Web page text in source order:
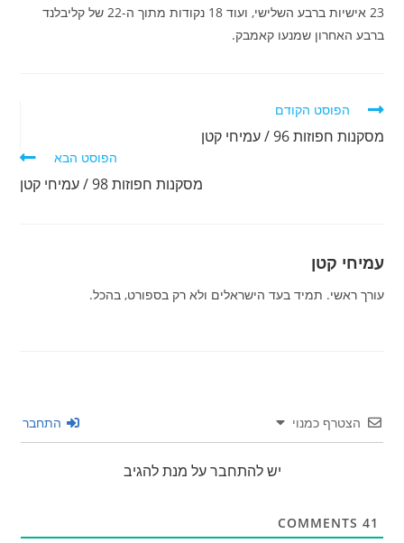
23 אישיות ברבע השלישי, ועוד 18 נקודות מתוך ה-22 של קליבלנד
ברבע האחרון שמנעו קאמבק.
לקרוא
נוספים
הפוסט הקודם
מסקנות חפוזות 96 / עמיחי קטן
הפוסט הבא
מסקנות חפוזות 98 / עמיחי קטן
עמיחי קטן
עורך ראשי. תמיד בעד הישראלים ולא רק בספורט, בהכל.
הצטרף כמנוי התחבר
יש להתחבר על מנת להגיב
41